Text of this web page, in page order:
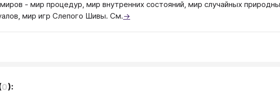
- мир процедур, мир внутренних состояний, мир случайных
мир игр Слепого Шивы. См.→
0):